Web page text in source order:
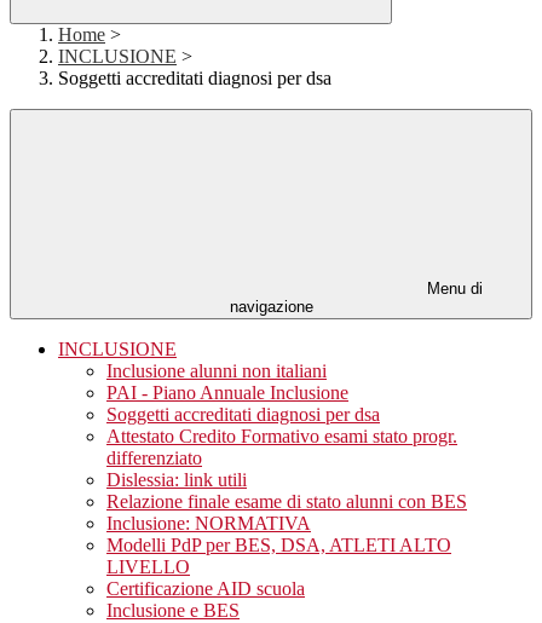
Home >
INCLUSIONE >
Soggetti accreditati diagnosi per dsa
Menu di
navigazione
INCLUSIONE
Inclusione alunni non italiani
PAI - Piano Annuale Inclusione
Soggetti accreditati diagnosi per dsa
Attestato Credito Formativo esami stato progr.
differenziato
Dislessia: link utili
Relazione finale esame di stato alunni con BES
Inclusione: NORMATIVA
Modelli PdP per BES, DSA, ATLETI ALTO
LIVELLO
Certificazione AID scuola
Inclusione e BES